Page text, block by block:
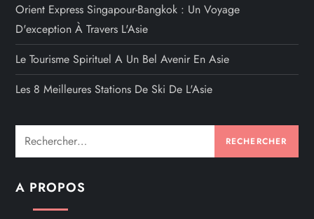
Orient Express Singapour-Bangkok : Un Voyage
D'exception À Travers L'Asie
Le Tourisme Spirituel A Un Bel Avenir En Asie
Les 8 Meilleures Stations De Ski De L'Asie
Rechercher :
A PROPOS